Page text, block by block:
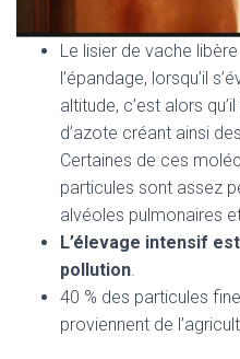
Le lisier de vache
l’épandage, lorsqu’il
altitude, c’est alors
d’azote créant ainsi
Certaines de ces
particules sont assez
alvéoles pulmonaires
L’élevage intensif
pollution.
40 % des particules
proviennent de